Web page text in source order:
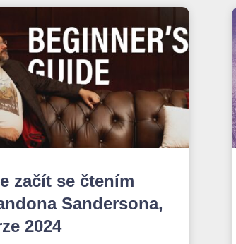
začít se čtením
Sandersona,
2024